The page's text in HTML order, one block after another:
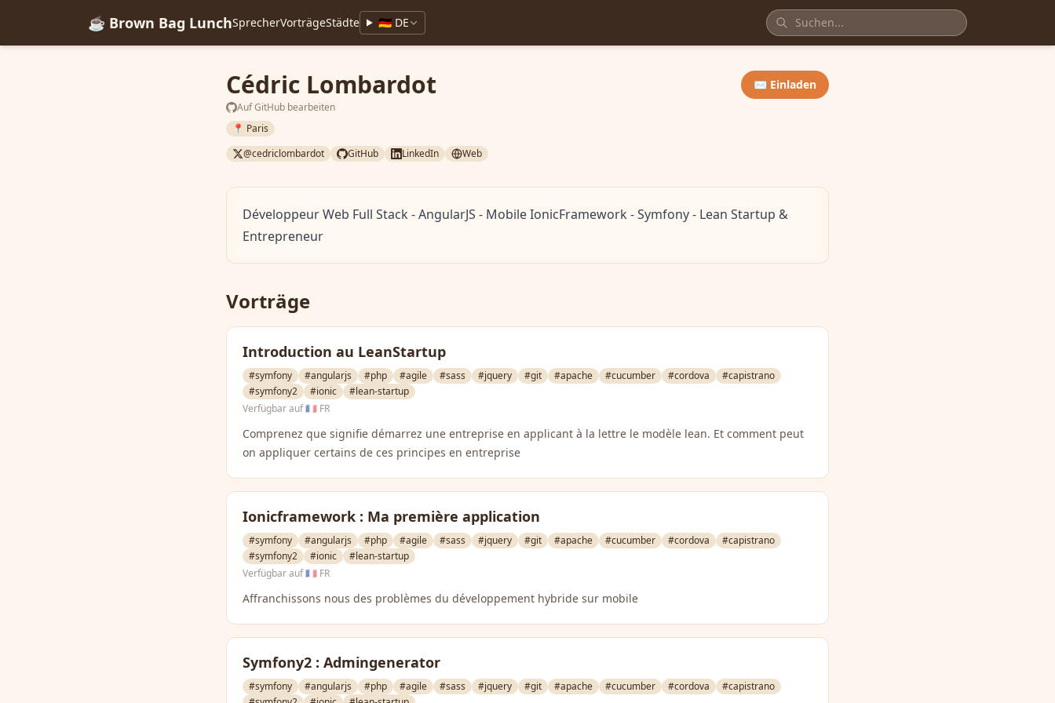
☕ Brown Bag LunchSprecherVorträgeStädte 🇩🇪 DE
Cédric Lombardot
Auf GitHub bearbeiten
✉️ Einladen
📍 Paris
@cedriclombardot
GitHub LinkedIn Web
Développeur Web Full Stack - AngularJS - Mobile IonicFramework - Symfony - Lean Startup &
Entrepreneur
Vorträge
Introduction au LeanStartup
#symfony #angularjs #php #agile #sass #jquery #git #apache #cucumber #cordova
#capistrano
#symfony2
#ionic
#lean-startup
Verfügbar auf🇫🇷 FR
Comprenez que signifie démarrez une entreprise en applicant à la lettre le modèle lean. Et comment peut
on appliquer certains de ces principes en entreprise
Ionicframework : Ma première application
#symfony #angularjs #php #agile #sass #jquery #git #apache #cucumber #cordova
#capistrano
#symfony2
#ionic
#lean-startup
Verfügbar auf🇫🇷 FR
Affranchissons nous des problèmes du développement hybride sur mobile
Symfony2 : Admingenerator
#symfony #angularjs #php #agile #sass #jquery #git #apache #cucumber #cordova
#capistrano